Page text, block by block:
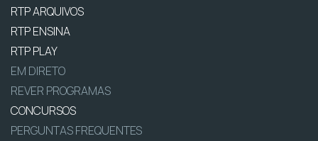
RTP ARQUIVOS
RTP ENSINA
RTP PLAY
EM DIRETO
REVER PROGRAMAS
CONCURSOS
PERGUNTAS FREQUENTES